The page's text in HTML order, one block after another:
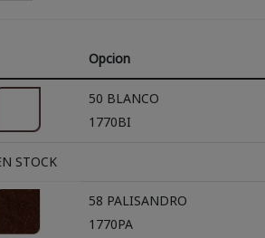
Opcion
50 BLANCO
1770BI
STOCK
58 PALISANDRO
1770PA